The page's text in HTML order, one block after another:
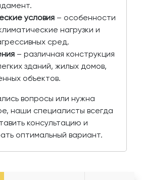
условия – особенности
нагрузки и
сред.
– различная конструкция
зданий, жилых домов,
объектов.
вопросы или нужна
наши специалисты всегда
консультацию и
оптимальный вариант.